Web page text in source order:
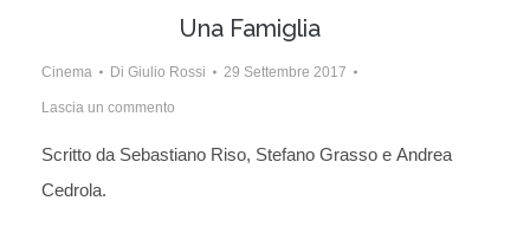
Una Famiglia
Cinema Di Giulio Rossi 29 Settembre 2017
Lascia un commento
Scritto da Sebastiano Riso, Stefano Grasso e Andrea
Cedrola.